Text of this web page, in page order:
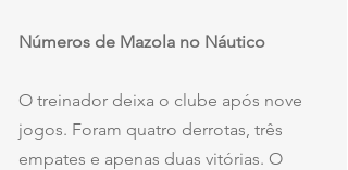
Números de Mazola no Náutico
O treinador deixa o clube após nove
jogos. Foram quatro derrotas, três
empates e apenas duas vitórias. O